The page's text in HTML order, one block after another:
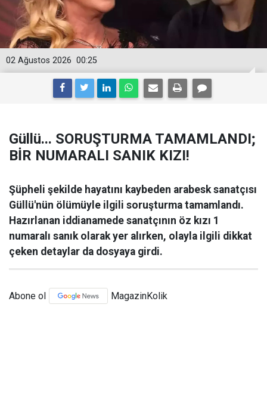
00:25
02 Ağustos 2026
Güllü... SORUŞTURMA TAMAMLANDI;
BİR NUMARALI SANIK KIZI!
Şüpheli şekilde hayatını kaybeden arabesk sanatçısı
Güllü'nün ölümüyle ilgili soruşturma tamamlandı.
Hazırlanan iddianamede sanatçının öz kızı 1
numaralı sanık olarak yer alırken, olayla ilgili dikkat
çeken detaylar da dosyaya girdi.
Abone ol MagazinKolik